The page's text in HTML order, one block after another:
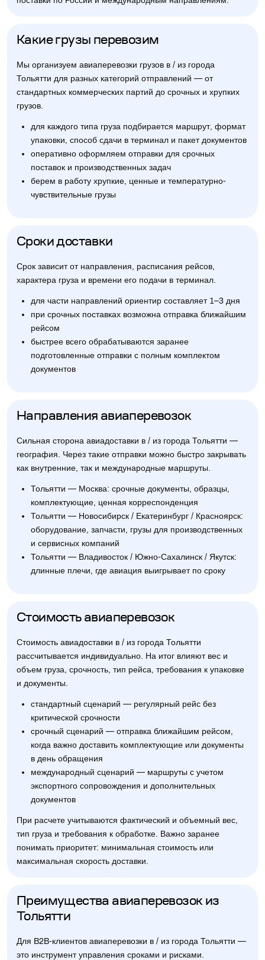
Какие грузы перевозим
Мы организуем авиаперевозки грузов в / из города
Тольятти для разных категорий отправлений — от
стандартных коммерческих партий до срочных и хрупких
грузов.
для каждого типа груза подбирается маршрут, формат
упаковки, способ сдачи в терминал и пакет документов
оперативно оформляем отправки для срочных
поставок и производственных задач
берем в работу хрупкие, ценные и температурно-
чувствительные грузы
Сроки доставки
Срок зависит от направления, расписания рейсов,
характера груза и времени его подачи в терминал.
для части направлений ориентир составляет 1–3 дня
при срочных поставках возможна отправка ближайшим
рейсом
быстрее всего обрабатываются заранее
подготовленные отправки с полным комплектом
документов
Направления авиаперевозок
Сильная сторона авиадоставки в / из города Тольятти —
география. Через такие отправки можно быстро закрывать
как внутренние, так и международные маршруты.
Тольятти — Москва: срочные документы, образцы,
комплектующие, ценная корреспонденция
Тольятти — Новосибирск / Екатеринбург / Красноярск:
оборудование, запчасти, грузы для производственных
и сервисных компаний
Тольятти — Владивосток / Южно-Сахалинск / Якутск:
длинные плечи, где авиация выигрывает по сроку
Стоимость авиаперевозок
Стоимость авиадоставки в / из города Тольятти
рассчитывается индивидуально. На итог влияют вес и
объем груза, срочность, тип рейса, требования к упаковке
и документы.
стандартный сценарий — регулярный рейс без
критической срочности
срочный сценарий — отправка ближайшим рейсом,
когда важно доставить комплектующие или документы
в день обращения
международный сценарий — маршруты с учетом
экспортного сопровождения и дополнительных
документов
При расчете учитываются фактический и объемный вес,
тип груза и требования к обработке. Важно заранее
понимать приоритет: минимальная стоимость или
максимальная скорость доставки.
Преимущества авиаперевозок из
Тольятти
Для B2B-клиентов авиаперевозки в / из города Тольятти —
это инструмент управления сроками и рисками.